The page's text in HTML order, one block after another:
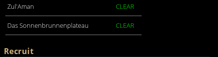
Zul'Aman CLEAR
Das Sonnenbrunnenplateau CLEAR
Recruit